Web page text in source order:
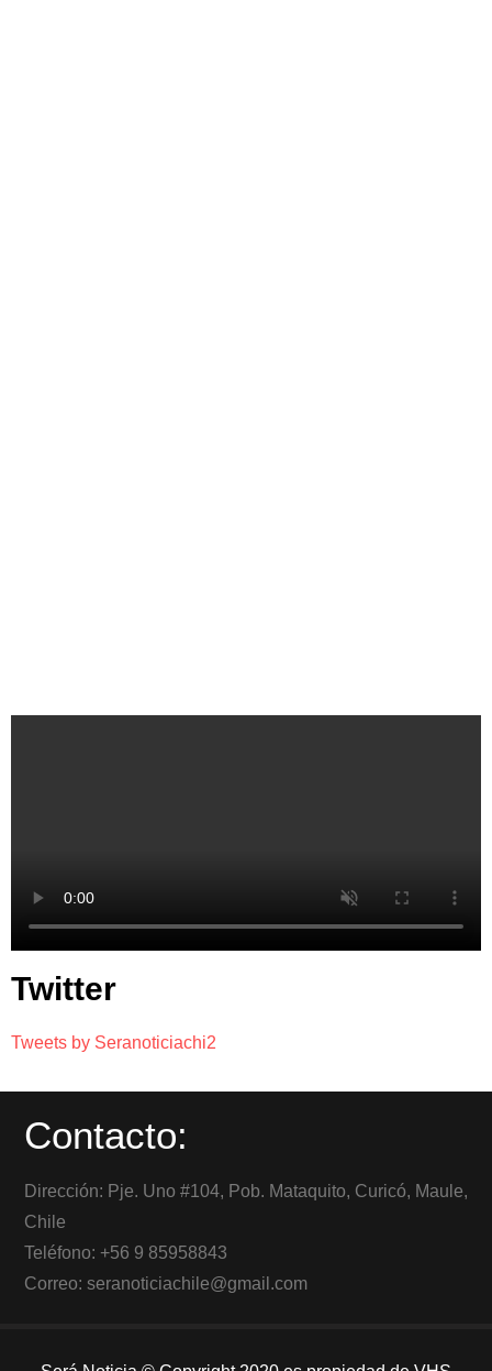
Twitter
Tweets by Seranoticiachi2
Contacto:
Dirección: Pje. Uno #104, Pob. Mataquito, Curicó, Maule,
Chile
Teléfono: +56 9 85958843
Correo: seranoticiachile@gmail.com